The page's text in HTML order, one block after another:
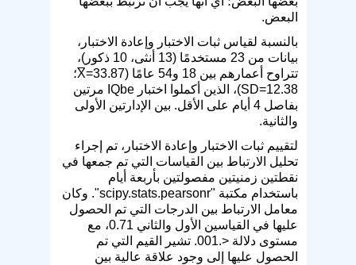
البعض.
بالنسبة لقياس ثبات الاختبار وإعادة الاختبار،
بيانات من 23 مستخدمًا (13 أنثى، 10 ذكور)،
تتراوح أعمارهم بين 18 و54 عامًا (X̅=33.87؛
SD=12.38)، الذين أكملوا اختبار IQbe مرتين
بفاصل 4 أيام على الأقل. بين الإدارتين الأولى
والثانية.
لتقييم ثبات الاختبار وإعادة الاختبار، تم إجراء
تحليل الارتباط بين القياسات التي تم جمعها في
نقطتين زمنيتين مفصولتين بأربعة أيام
باستخدام مكتبة "scipy.stats.pearsonr". وكان
معامل الارتباط بين الدرجات التي تم الحصول
عليها في القياسين الأول والثاني 0.71، مع
مستوى دلالة <.001. تشير القيم التي تم
الحصول عليها إلى وجود علاقة عالية بين